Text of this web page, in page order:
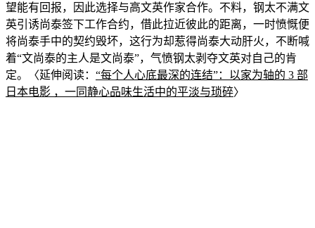
望能有回报，因此选择与高文英作家合作。不料，钢太不满文
英引诱尚泰签下工作合约，借此拉近彼此的距离，一时愤慨便
将尚泰手中的契约毁坏，这行为却惹得尚泰大动肝火，不断喊
着“文尚泰的主人是文尚泰”，气愤钢太剥夺文英对自己的肯
定。〈延伸阅读： “每个人心底最深的连结”：以家为轴的 3 部
日本电影 ，一同静心品味生活中的平淡与琐碎〉